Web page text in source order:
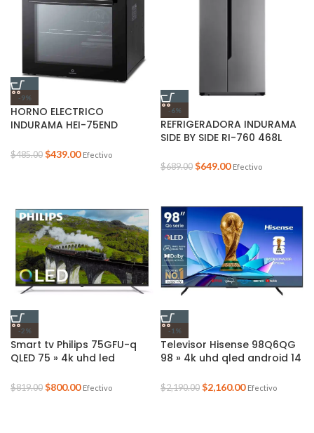
-9%
HORNO ELECTRICO
INDURAMA HEI-75END
$485.00 $439.00 Efectivo
-6%
REFRIGERADORA INDURAMA
SIDE BY SIDE RI-760 468L
$689.00 $649.00 Efectivo
-2%
Smart tv Philips 75GFU-q
QLED 75 » 4k uhd led
(Oferata de Verano)
$819.00 $800.00 Efectivo
-1%
Televisor Hisense 98Q6QG
98 » 4k uhd qled android 14
mode pro (Oferta de
$2,190.00 $2,160.00 Efectivo